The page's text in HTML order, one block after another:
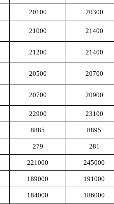
20100
20300
21000 21400
21200 21400
20500 20700
20700 20900
22900 23100
8885 8895
279 281
221000 245000
189000 191000
184000 186000